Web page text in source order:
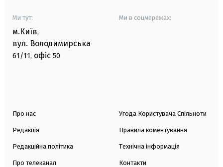
Ми тут:
м.Київ,
вул. Володимирська
61/11, офіс 50
Ми в соцмережах:
Про нас
Редакція
Редакційна політика
Про телеканал
Угода Користувача Спільноти
Правила коментування
Технічна інформація
Контакти